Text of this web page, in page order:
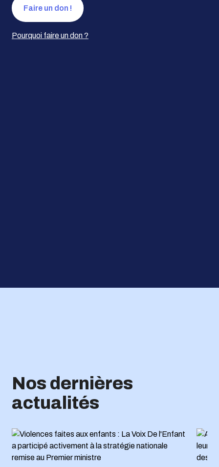
Faire un don !
Pourquoi faire un don ?
Nos dernières
actualités